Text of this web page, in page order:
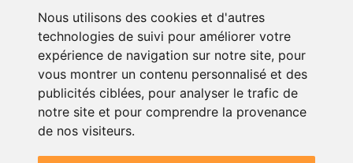
Nous utilisons des cookies et d'autres
technologies de suivi pour améliorer votre
expérience de navigation sur notre site, pour
vous montrer un contenu personnalisé et des
publicités ciblées, pour analyser le trafic de
notre site et pour comprendre la provenance
de nos visiteurs.
35 rue des Olivettes
44000 NANTES
+33 (0)2 59 10 11 40
admin.nantes@tribu.coop